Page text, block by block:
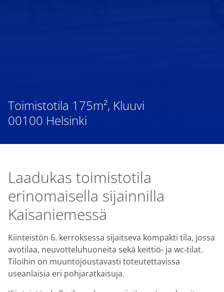
Toimistotila 175m², Kluuvi
00100 Helsinki
Laadukas toimistotila
erinomaisella sijainnilla
Kaisaniemessä
Kiinteistön 6. kerroksessa sijaitseva kompakti tila, jossa
avotilaa, neuvotteluhuoneita sekä keittiö- ja wc-tilat.
Tiloihin on muuntojoustavasti toteutettavissa
useanlaisia eri pohjaratkaisuja.